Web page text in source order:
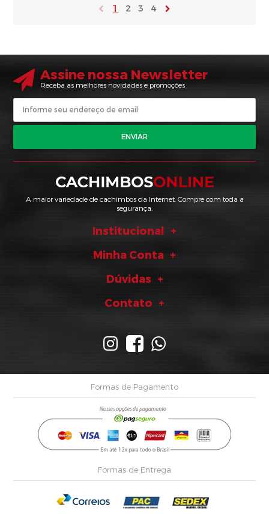
1 2 3 4
Assine nossa Newsletter
Receba as melhores novidades e promoções
ENVIAR
A maior variedade de cachimbos da Internet. Compre com toda a
segurança.
Institucional
Minha Conta
Dúvidas
Contato
Formas de Pagamento
Formas de Entrega